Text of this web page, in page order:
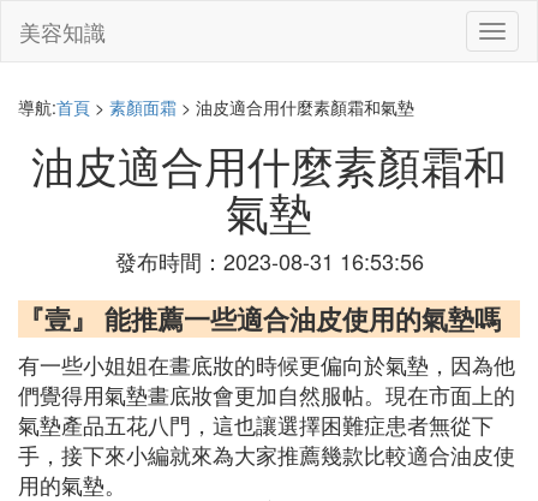
切
換
美容知識
導航:首頁 > 素顏面霜 > 油皮適合用什麼素顏霜和氣墊
油皮適合用什麼素顏霜和
氣墊
發布時間：2023-08-31 16:53:56
『壹』 能推薦一些適合油皮使用的氣墊嗎
有一些小姐姐在畫底妝的時候更偏向於氣墊，因為他
們覺得用氣墊畫底妝會更加自然服帖。現在市面上的
氣墊產品五花八門，這也讓選擇困難症患者無從下
手，接下來小編就來為大家推薦幾款比較適合油皮使
用的氣墊。